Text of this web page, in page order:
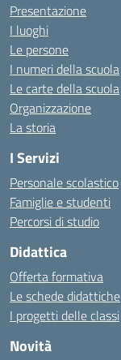
Presentazione
I luoghi
Le persone
I numeri della scuola
Le carte della scuola
Organizzazione
La storia
I Servizi
Personale scolastico
Famiglie e studenti
Percorsi di studio
Didattica
Offerta formativa
Le schede didattiche
I progetti delle classi
Novità